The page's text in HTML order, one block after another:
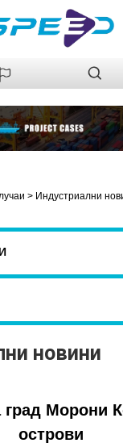
> Индустриални
новини
Морони
острови